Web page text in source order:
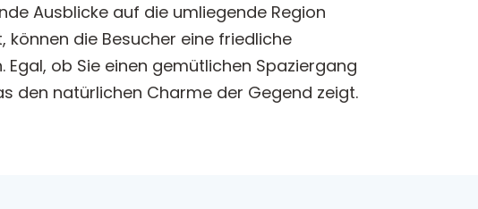
Ausblicke auf die umliegende Region
die Besucher eine friedliche
ob Sie einen gemütlichen Spaziergang
den natürlichen Charme der Gegend zeigt.